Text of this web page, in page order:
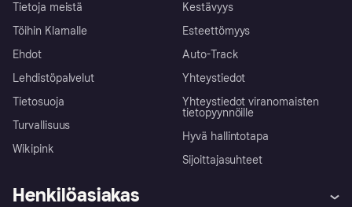
Tietoja meistä
Töihin Klarnalle
Ehdot
Lehdistöpalvelut
Tietosuoja
Turvallisuus
Wikipink
Kestävyys
Esteettömyys
Auto-Track
Yhteystiedot
Yhteystiedot viranomaisten
tietopyynnöille
Hyvä hallintotapa
Sijoittajasuhteet
Henkilöasiakas